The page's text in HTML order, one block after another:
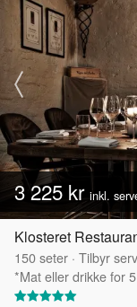
3 225 kr inkl.
Klosteret
150seter · Tilbyr
*Mat eller drikke for